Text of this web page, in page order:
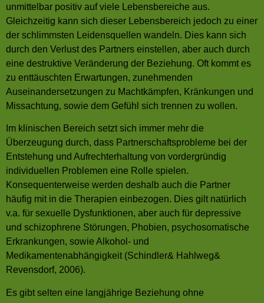
unmittelbar positiv auf viele Lebensbereiche aus.
Gleichzeitig kann sich dieser Lebensbereich jedoch zu einer
der schlimmsten Leidensquellen wandeln. Dies kann sich
durch den Verlust des Partners einstellen, aber auch durch
eine destruktive Veränderung der Beziehung. Oft kommt es
zu enttäuschten Erwartungen, zunehmenden
Auseinandersetzungen zu Machtkämpfen, Kränkungen und
Missachtung, sowie dem Gefühl sich trennen zu wollen.
Im klinischen Bereich setzt sich immer mehr die
Überzeugung durch, dass Partnerschaftsprobleme bei der
Entstehung und Aufrechterhaltung von vordergründig
individuellen Problemen eine Rolle spielen.
Konsequenterweise werden deshalb auch die Partner
häufig mit in die Therapien einbezogen. Dies gilt natürlich
v.a. für sexuelle Dysfunktionen, aber auch für depressive
und schizophrene Störungen, Phobien, psychosomatische
Erkrankungen, sowie Alkohol- und
Medikamentenabhängigkeit (Schindler& Hahlweg&
Revensdorf, 2006).
Es gibt selten eine langjährige Beziehung ohne